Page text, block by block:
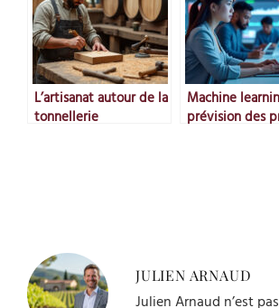
L’artisanat autour de la
tonnellerie
Machine
prévision des
JULIEN ARNAUD
Julien Arnaud n’est